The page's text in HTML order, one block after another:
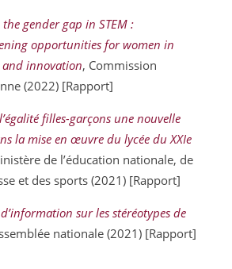
gender gap in STEM :
opportunities for women in
and innovation, Commission
(2022) [Rapport]
filles-garçons une nouvelle
la mise en œuvre du lycée du XXIe
de l’éducation nationale, de
et des sports (2021) [Rapport]
sur les stéréotypes de
nationale (2021) [Rapport]